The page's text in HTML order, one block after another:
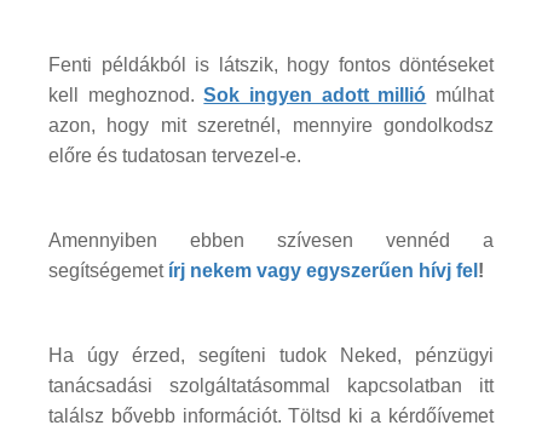
Fenti példákból is látszik, hogy fontos döntéseket
kell meghoznod.Sok ingyen adott millió múlhat
azon, hogy mit szeretnél, mennyire gondolkodsz
előre és tudatosan tervezel-e.
Amennyiben ebben szívesen vennéd a
segítségemet írj nekem vagy egyszerűen hívj fel !
Ha úgy érzed, segíteni tudok Neked, pénzügyi
tanácsadási szolgáltatásommal kapcsolatban itt
találsz bővebb információt. Töltsd ki a kérdőívemet